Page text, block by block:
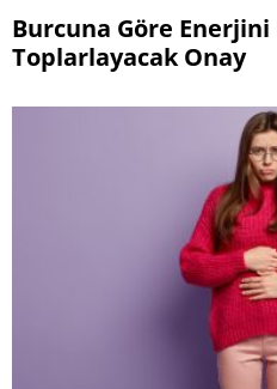
Burcuna Göre Enerjini
Toplarlayacak Onay